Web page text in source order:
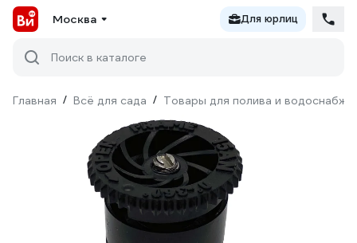
Москва Для юрлиц
Поиск в каталоге
Главная / Всё для сада / Товары для полива и